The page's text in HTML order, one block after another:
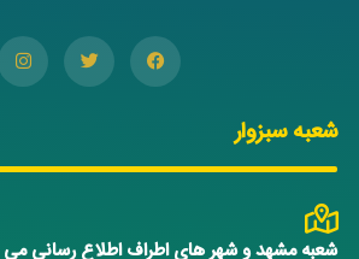
شعبه سبزوار
شعبه مشهد و شهر های اطراف اطلاع رسانی